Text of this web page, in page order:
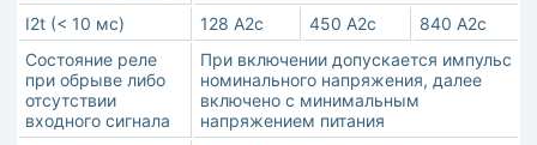
I2t (< 10 мс) 128 А2с 450 А2с
840 А2с
Состояние реле
при обрыве либо
отсутствии
входного сигнала
При включении допускается импульс
номинального напряжения, далее
включено с минимальным
напряжением питания